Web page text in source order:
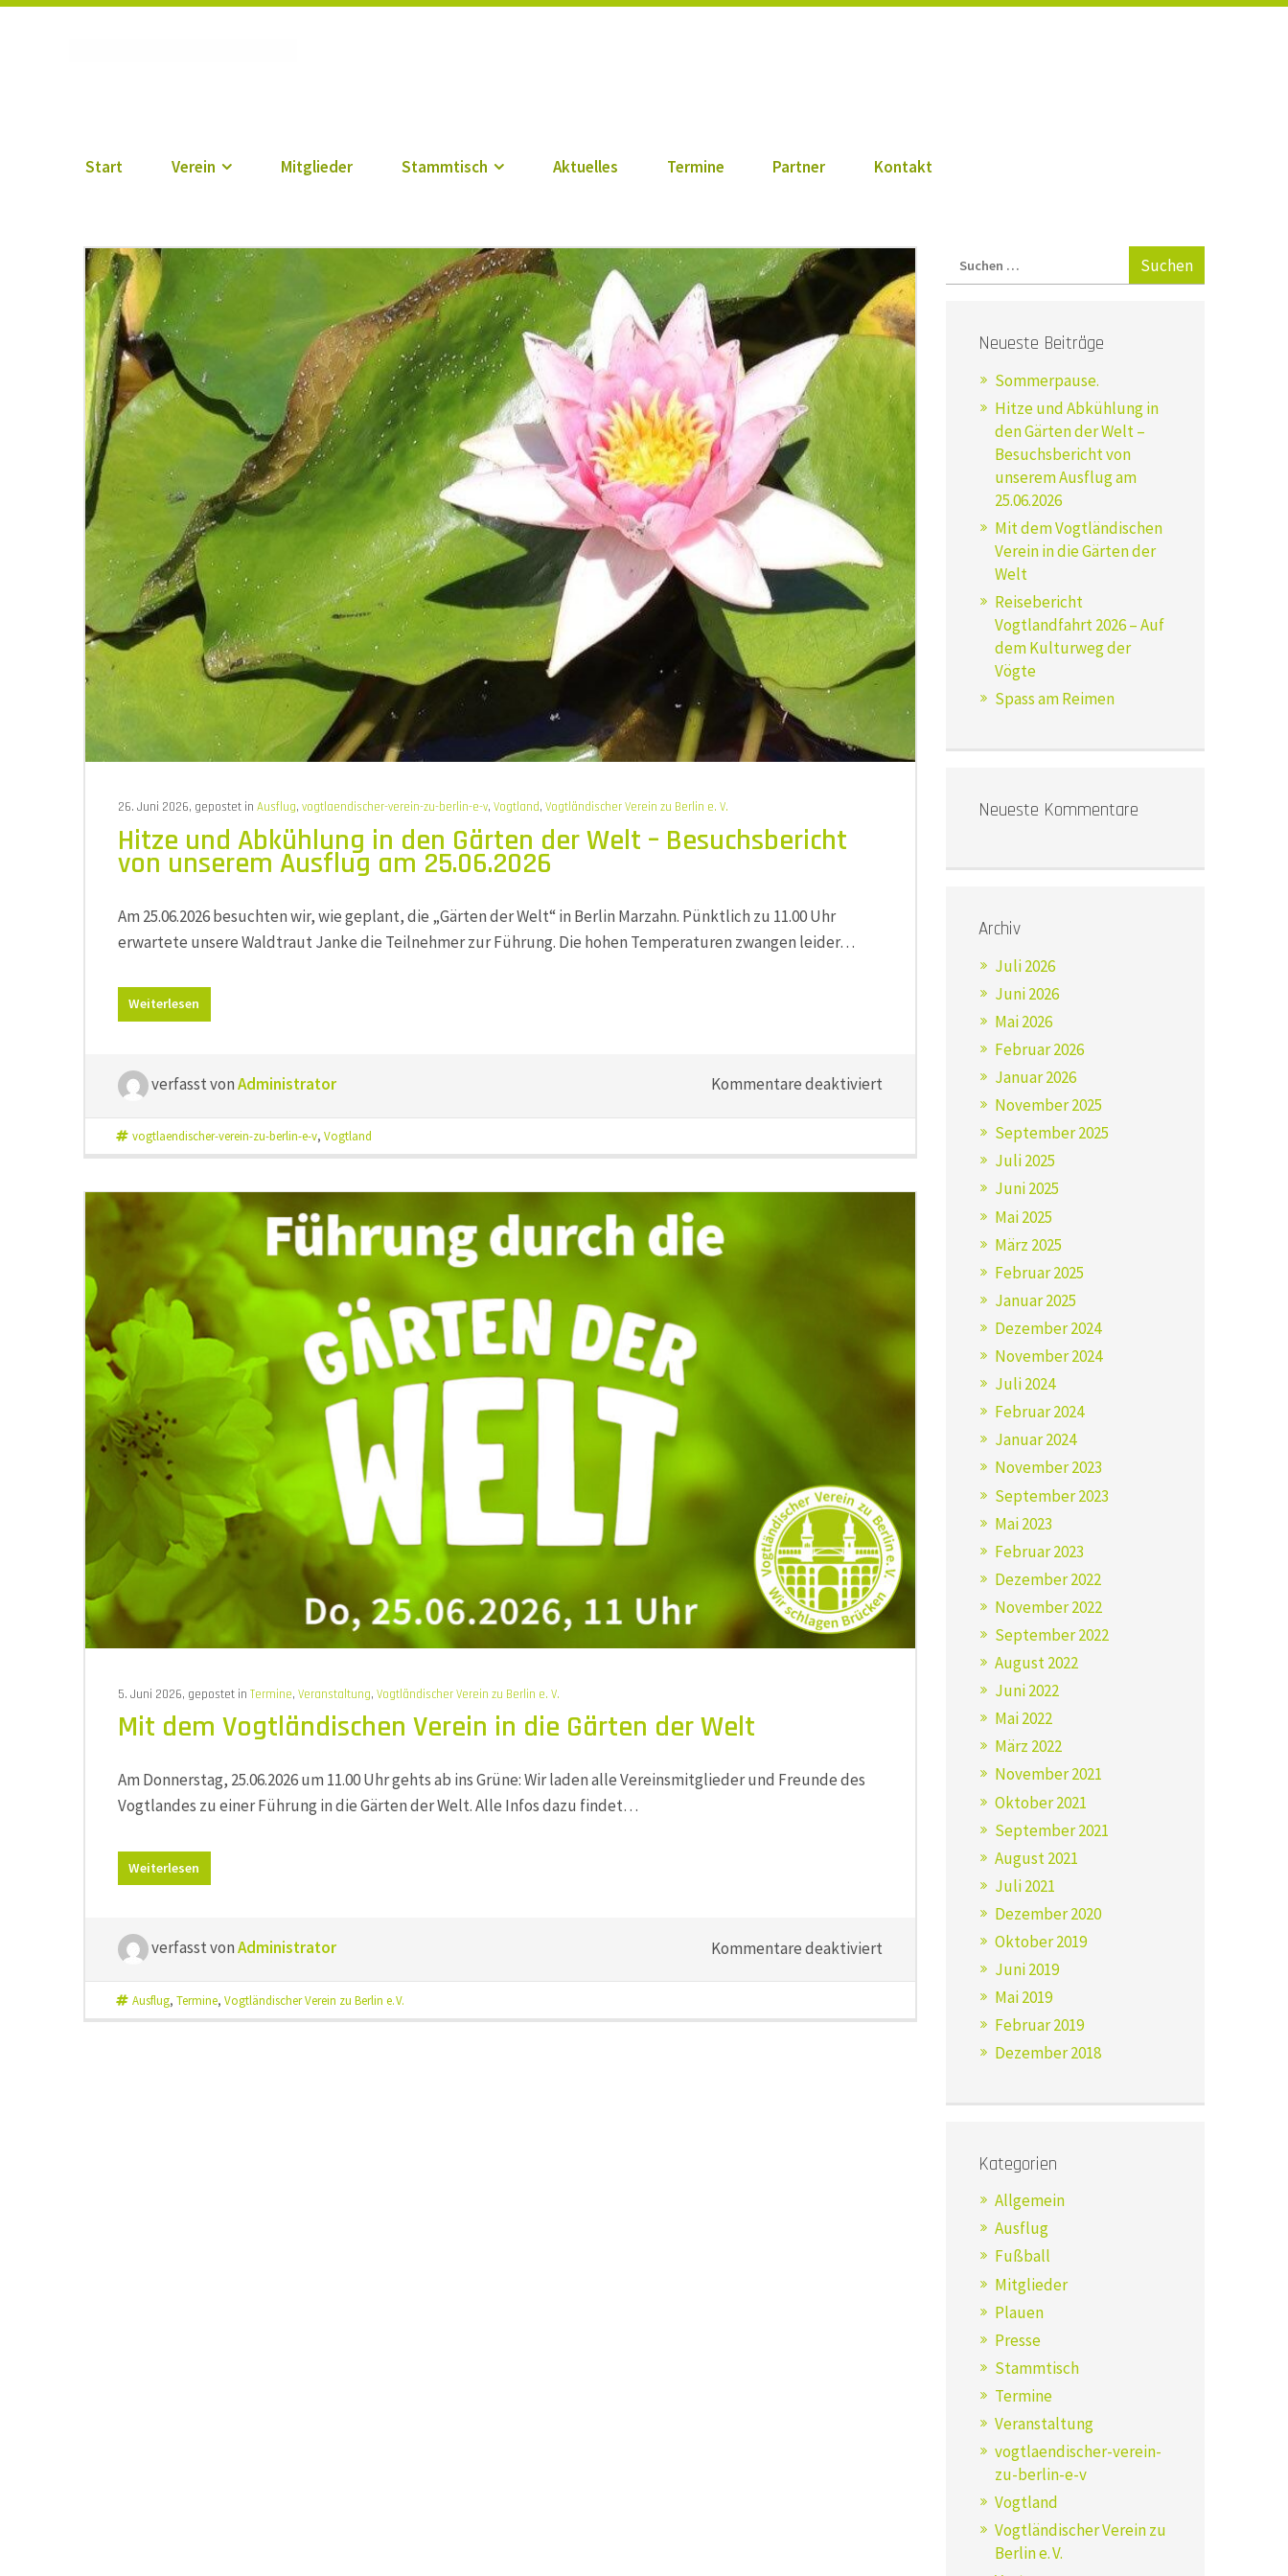
Start Verein Mitglieder Stammtisch Aktuelles Termine Partner Kontakt
26. Juni 2026, gepostet in Ausflug, vogtlaendischer-verein-zu-berlin-e-v, Vogtland, Vogtländischer Verein zu Berlin e. V.
Hitze und Abkühlung in den Gärten der Welt – Besuchsbericht
von unserem Ausflug am 25.06.2026
Am 25.06.2026 besuchten wir, wie geplant, die „Gärten der Welt“ in Berlin Marzahn. Pünktlich zu 11.00 Uhr
erwartete unsere Waldtraut Janke die Teilnehmer zur Führung. Die hohen Temperaturen zwangen leider…
Weiterlesen
verfasst vonAdministrator Kommentare deaktiviert
Abkühlung
den
Welt
Besuchsbericht
von
Ausflug
vogtlaendischer-verein-zu-berlin-e-v, Vogtland
5. Juni 2026, gepostet in Termine, Veranstaltung, Vogtländischer Verein zu Berlin e. V.
Mit dem Vogtländischen Verein in die Gärten der Welt
Am Donnerstag, 25.06.2026 um 11.00 Uhr gehts ab ins Grüne: Wir laden alle Vereinsmitglieder und Freunde des
Vogtlandes zu einer Führung in die Gärten der Welt. Alle Infos dazu findet…
Weiterlesen
verfasst vonAdministrator Kommentare deaktiviert
Vogtländischen
Ausflug, Termine, Vogtländischer Verein zu Berlin e. V.
Neueste Beiträge
Sommerpause.
Hitze und Abkühlung in
den Gärten der Welt –
Besuchsbericht von
unserem Ausflug am
25.06.2026
Mit dem Vogtländischen
Verein in die Gärten der
Welt
Reisebericht
Vogtlandfahrt 2026 – Auf
dem Kulturweg der
Vögte
Spass am Reimen
Neueste Kommentare
Archiv
Juli 2026
Juni 2026
Mai 2026
Februar 2026
Januar 2026
November 2025
September 2025
Juli 2025
Juni 2025
Mai 2025
März 2025
Februar 2025
Januar 2025
Dezember 2024
November 2024
Juli 2024
Februar 2024
Januar 2024
November 2023
September 2023
Mai 2023
Februar 2023
Dezember 2022
November 2022
September 2022
August 2022
Juni 2022
Mai 2022
März 2022
November 2021
Oktober 2021
September 2021
August 2021
Juli 2021
Dezember 2020
Oktober 2019
Juni 2019
Mai 2019
Februar 2019
Dezember 2018
Kategorien
Allgemein
Ausflug
Fußball
Mitglieder
Plauen
Presse
Stammtisch
Termine
Veranstaltung
vogtlaendischer-verein-
zu-berlin-e-v
Vogtland
Vogtländischer Verein zu
Berlin e. V.